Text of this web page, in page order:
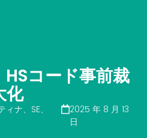
コード事前裁
化
ナ、SE、
2025 年 8 月 13
日